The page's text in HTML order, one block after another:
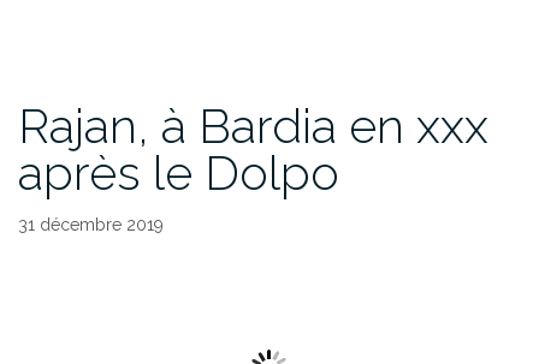
Rajan, à Bardia en xxx
après le Dolpo
31 décembre 2019